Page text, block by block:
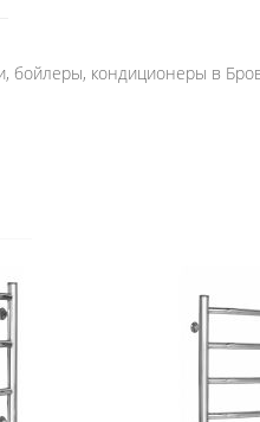
бойлеры, кондиционеры в